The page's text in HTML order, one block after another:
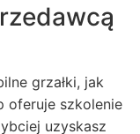
grzałki, jak
oferuje szkolenie
uzyskasz